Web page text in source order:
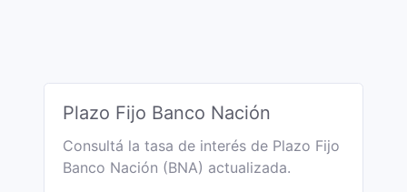
Plazo Fijo Banco Nación
Consultá la tasa de interés de Plazo Fijo
Banco Nación (BNA) actualizada.